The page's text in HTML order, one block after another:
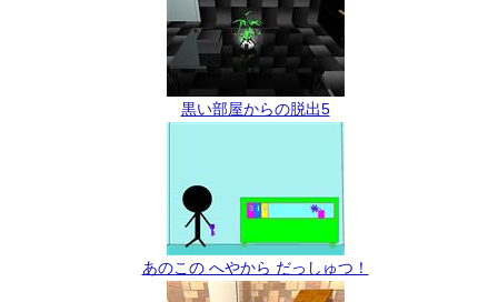
黒い部屋からの脱出5
あのこの へやから だっしゅつ！